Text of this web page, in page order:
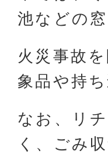
池などの
火災事故
象品や持
なお、リ
く、ごみ